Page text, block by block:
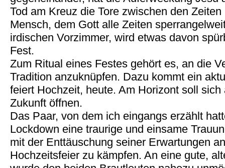
Tod am Kreuz die Tore zwischen den
Mensch, dem Gott alle Zeiten
irdischen Vorzimmer, wird etwas davon
Fest.
Zum Ritual eines Festes gehört es, an die
Tradition anzuknüpfen. Dazu kommt ein
feiert Hochzeit, heute. Am Horizont soll
Zukunft öffnen.
Das Paar, von dem ich eingangs erzählt
Lockdown eine traurige und einsame
mit der Enttäuschung seiner Erwartungen
Hochzeitsfeier zu kämpfen. An eine gute,